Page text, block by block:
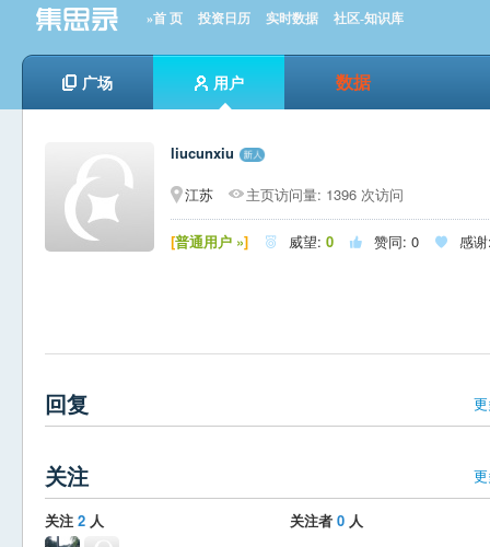
»首 页 投资日历 实时数据 社区-知识库
广场 用户 数据
liucunxiu
江苏
主页访问量: 1396 次访问
[普通用户 »]  威望: 0  赞同: 0  感
回复
关注
关注 2 人 关注者 0 人